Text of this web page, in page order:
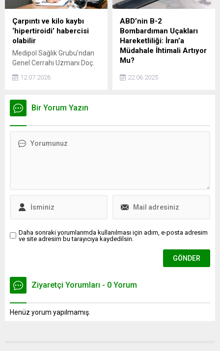
Bilgisayar ve Yazılım
Mühendisliği Bölümü,
yenilikçi projeleriyle öne
çıkarak tüm kategorilerde
taraftarlar ve spor kamuoyu
Tedesco’nun sözleşme,
maaş ve olası tazminat
detaylarını merak ediyor. 9
Eylül 2025’te iki yıllık
sözleşme imzalayan
Çarpıntı ve kilo kaybı
‘hipertiroidi’ habercisi
olabilir
Medipol Sağlık Grubu’ndan
Genel Cerrahi Uzmanı Doç.
hipertiroidinin farklı
gelişebileceğini ve tedavinin
mutlaka kişiye özel
12.07.2026
ABD’nin B-2
Bombardıman Uçakları
Hareketliliği: İran’a
Müdahale İhtimali Artıyor
Mu?
ait B-2 Spirit gizli
22.06.2025
Bir Yorum Yazın
Daha sonraki yorumlarımda kullanılması için adım, e-posta adresim
ve site adresim bu tarayıcıya kaydedilsin.
Ziyaretçi Yorumları - 0 Yorum
Henüz yorum yapılmamış.